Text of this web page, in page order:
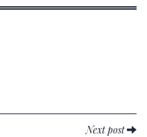
Next post